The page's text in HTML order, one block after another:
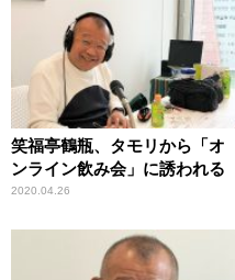
笑福亭鶴瓶、タモリから「オ
ンライン飲み会」に誘われる
2020.04.26